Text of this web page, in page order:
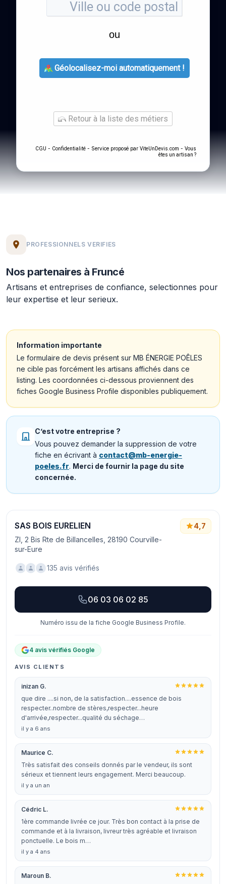
ou
Géolocalisez-moi automatiquement !
Retour à la liste des métiers
CGU - Confidentialité - Service proposé par ViteUnDevis.com - Vous
êtes un artisan ?
PROFESSIONNELS VERIFIES
Nos partenaires à Fruncé
Artisans et entreprises de confiance, selectionnes pour
leur expertise et leur serieux.
Information importante
Le formulaire de devis présent sur MB ÉNERGIE POÊLES
ne cible pas forcément les artisans affichés dans ce
listing. Les coordonnées ci-dessous proviennent des
fiches Google Business Profile disponibles publiquement.
C’est votre entreprise ?
Vous pouvez demander la suppression de votre
fiche en écrivant à contact@mb-energie-
poeles.fr. Merci de fournir la page du site
concernée.
SAS BOIS EURELIEN
ZI, 2 Bis Rte de Billancelles, 28190 Courville-
sur-Eure
4,7
135 avis vérifiés
06 03 06 02 85
Numéro issu de la fiche Google Business Profile.
4 avis vérifiés Google
AVIS CLIENTS
inizan G.
que dire ....si non, de la satisfaction....essence de bois
respecter..nombre de stères,respecter...heure
d'arrivée,respecter...qualité du séchage…
il y a 6 ans
Maurice C.
Très satisfait des conseils donnés par le vendeur, ils sont
sérieux et tiennent leurs engagement. Merci beaucoup.
il y a un an
Cédric L.
1ère commande livrée ce jour. Très bon contact à la prise de
commande et à la livraison, livreur très agréable et livraison
ponctuelle. Le bois m…
il y a 4 ans
Maroun B.